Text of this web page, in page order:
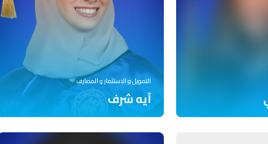
التمويل و الاستثمار و المصارف
آيه شرف